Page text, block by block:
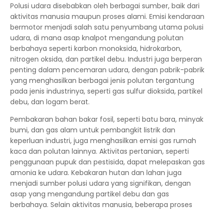
Polusi udara disebabkan oleh berbagai sumber, baik dari
aktivitas manusia maupun proses alami. Emisi kendaraan
bermotor menjadi salah satu penyumbang utama polusi
udara, di mana asap knalpot mengandung polutan
berbahaya seperti karbon monoksida, hidrokarbon,
nitrogen oksida, dan partikel debu. Industri juga berperan
penting dalam pencemaran udara, dengan pabrik-pabrik
yang menghasilkan berbagai jenis polutan tergantung
pada jenis industrinya, seperti gas sulfur dioksida, partikel
debu, dan logam berat.
Pembakaran bahan bakar fosil, seperti batu bara, minyak
bumi, dan gas alam untuk pembangkit listrik dan
keperluan industri, juga menghasilkan emisi gas rumah
kaca dan polutan lainnya. Aktivitas pertanian, seperti
penggunaan pupuk dan pestisida, dapat melepaskan gas
amonia ke udara. Kebakaran hutan dan lahan juga
menjadi sumber polusi udara yang signifikan, dengan
asap yang mengandung partikel debu dan gas
berbahaya. Selain aktivitas manusia, beberapa proses